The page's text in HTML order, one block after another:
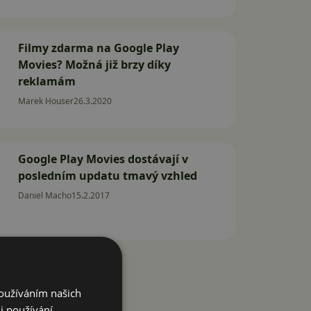
Filmy zdarma na Google Play
Movies? Možná již brzy díky
reklamám
Marek Houser26.3.2020
Google Play Movies dostávají v
posledním updatu tmavý vzhled
Daniel Macho15.2.2017
našich